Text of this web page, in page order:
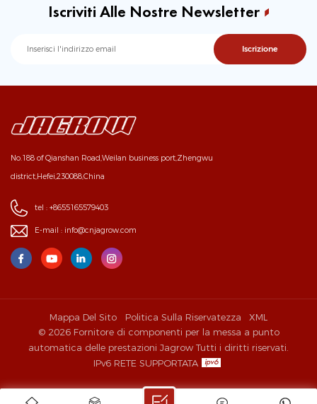
Iscriviti Alle Nostre Newsletter
No.188 of Qianshan Road,Weilan business port,Zhengwu
district,Hefei,230088,China
tel : +8655165579403
E-mail : info@cnjagrow.com
Mappa Del Sito Politica Sulla Riservatezza
XML
© 2026 Fornitore di componenti per la messa a punto
automatica delle prestazioni Jagrow Tutti i diritti riservati.
IPv6 RETE SUPPORTATA